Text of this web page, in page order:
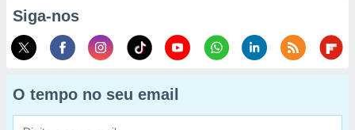
Siga-nos
O tempo no seu email